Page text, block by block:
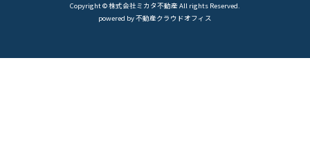
Copyright © 株式会社ミカタ不動産 All rights Reserved.
powered by 不動産クラウドオフィス